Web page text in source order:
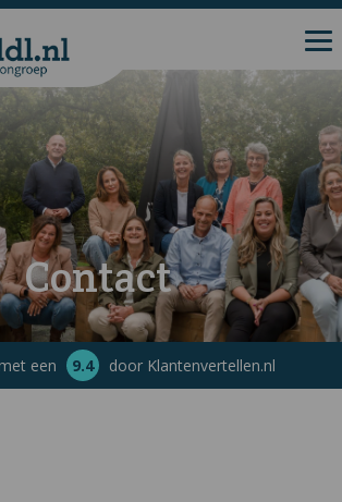
Contact
een 9.4 door Klantenvertellen.nl